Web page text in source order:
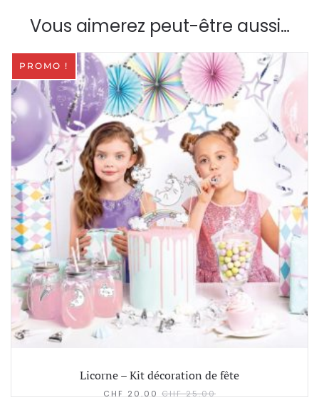
Vous aimerez peut-être aussi…
PROMO !
Licorne – Kit décoration de fête
CHF 20.00 CHF25.00